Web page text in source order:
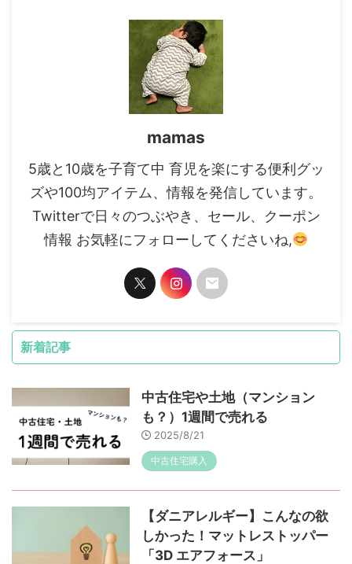
mamas
5歳と10歳を子育て中 育児を楽にする便利グッ
ズや100均アイテム、情報を発信しています。
Twitterで日々のつぶやき、セール、クーポン
情報 お気軽にフォローしてくださいね,
新着記事
中古住宅や土地（マンション
も？）1週間で売れる
2025/8/21
中古住宅購入
【ダニアレルギー】こんなの欲
しかった！マットレストッパー
「3D エアフォース」